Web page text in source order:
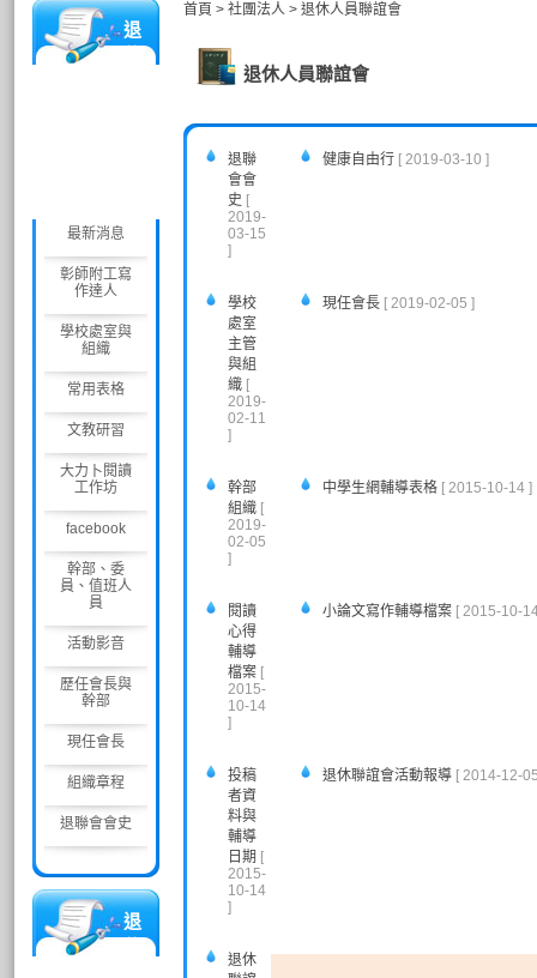
退
最新消息
彰師附工寫
作達人
學校處室與
組織
常用表格
文教研習
大力卜閱讀
工作坊
facebook
幹部、委
員、值班人
員
活動影音
歷任會長與
幹部
現任會長
組織章程
退聯會會史
退
首頁 > 社團法人 > 退休人員聯誼會
退休人員聯誼會
退聯
會會
史 [
2019-
03-15
]
健康自由行 [ 2019-03-10 ]
學校
處室
主管
與組
織 [
2019-
02-11
]
現任會長 [ 2019-02-05 ]
幹部
組織 [
2019-
02-05
]
中學生網輔導表格 [ 2015-10-14 ]
閱讀
心得
輔導
檔案 [
2015-
10-14
]
小論文寫作輔導檔案 [ 2015-10-
投稿
者資
料與
輔導
日期 [
2015-
10-14
]
退休聯誼會活動報導 [ 2014-12-
退休